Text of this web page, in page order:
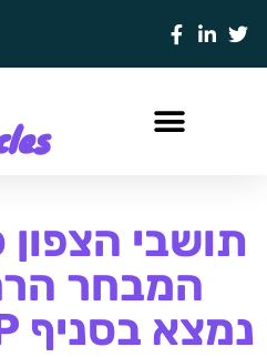
תושבי הצפון
המבחר
נמצא בסניף KSP כרמיאל